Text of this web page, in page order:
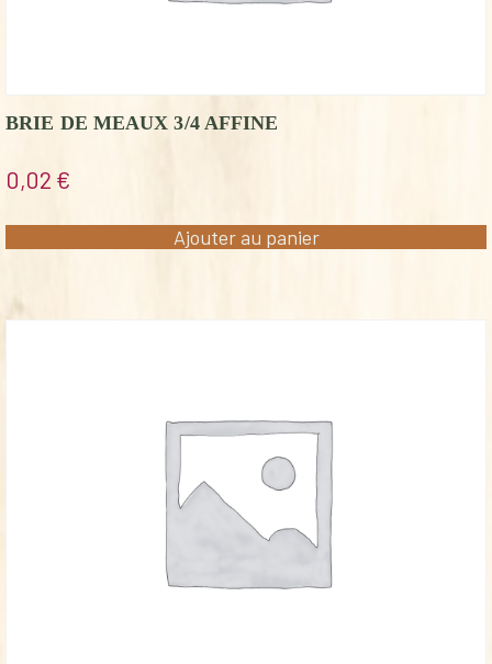
BRIE DE MEAUX 3/4 AFFINE
0,02 €
Ajouter au panier